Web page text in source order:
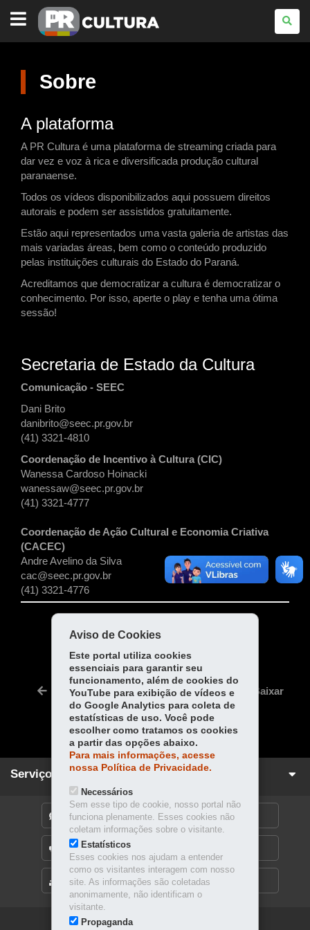
PARANÁ
CULTURA
Sobre
A plataforma
A PR Cultura é uma plataforma de streaming criada para
dar vez e voz à rica e diversificada produção cultural
paranaense.
Todos os vídeos disponibilizados aqui possuem direitos
autorais e podem ser assistidos gratuitamente.
Estão aqui representados uma vasta galeria de artistas das
mais variadas áreas, bem como o conteúdo produzido
pelas instituições culturais do Estado do Paraná.
Acreditamos que democratizar a cultura é democratizar o
conhecimento. Por isso, aperte o play e tenha uma ótima
sessão!
Secretaria de Estado da Cultura
Comunicação - SEEC
Dani Brito
danibrito@seec.pr.gov.br
(41) 3321-4810
Coordenação de Incentivo à Cultura (CIC)
Wanessa Cardoso Hoinacki
wanessaw@seec.pr.gov.br
(41) 3321-4777
Coordenação de Ação Cultural e Economia Criativa
(CACEC)
Andre Avelino da Silva
cac@seec.pr.gov.br
(41) 3321-4776
COMPARTILHE:
Fa
ce
bo
ok
Tw
itt
er
ts
Ap
p
Voltar Início Imprimir Baixar
Serviços para você!
MAPA DO SITE
DENUNCIE CORRUPÇÃO
OUVIDORIA
Aviso de Cookies
Este portal utiliza cookies
essenciais para garantir seu
funcionamento, além de cookies do
YouTube para exibição de vídeos e
do Google Analytics para coleta de
estatísticas de uso. Você pode
escolher como tratamos os cookies
a partir das opções abaixo.
Para mais informações, acesse
nossa Política de Privacidade.
Necessários
Sem esse tipo de cookie, nosso portal não
funciona plenamente. Esses cookies não
coletam informações sobre o visitante.
Estatísticos
Esses cookies nos ajudam a entender
como os visitantes interagem com nosso
site. As informações são coletadas
anonimamente, não identificam o
visitante.
Propaganda